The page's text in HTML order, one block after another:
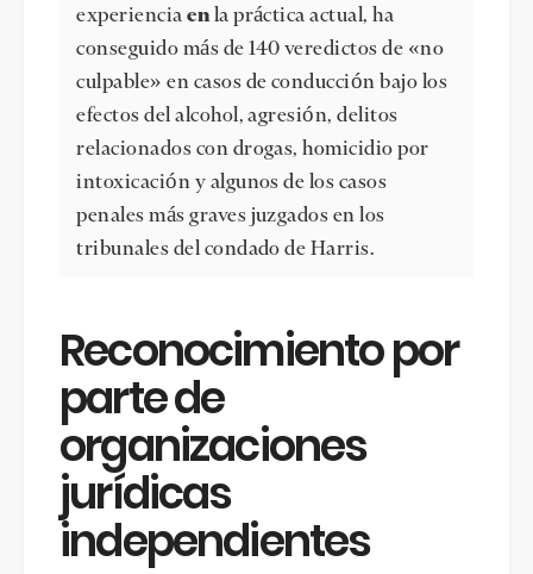
experienciaenla práctica actual, ha
conseguido más de 140 veredictos de «no
culpable» en casos de conducción bajo los
efectos del alcohol,agresión,delitos
relacionados con drogas,homicidio por
intoxicación y algunos de los casos
penales más graves juzgados en los
tribunales del condado de Harris.
Reconocimiento por
parte de
organizaciones
jurídicas
independientes